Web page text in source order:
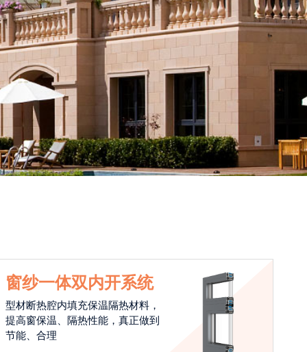
窗纱一体双内开系统
型材断热腔内填充保温隔热材料，
提高窗保温、隔热性能，真正做到
节能、合理